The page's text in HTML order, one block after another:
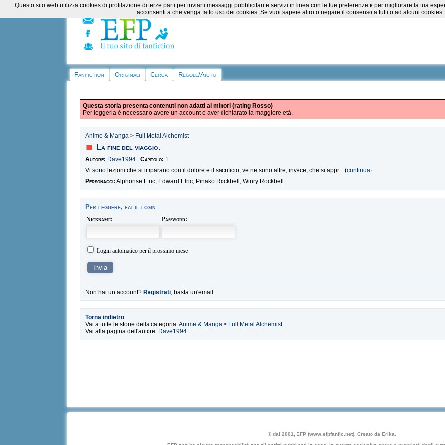
Fanfiction Originali Cerca Regole/Aiuto
Questa storia presenta contenuti non adatti ai minori (rating Rosso)
Per leggerla è necessario avere un account e aver dichiarato la maggiore età.
Anime & Manga > Full Metal Alchemist
La fine del viaggio.
Autore: Dave1994 Capitolo: 1
Vi sono lezioni che si imparano con il dolore e il sacrificio; ve ne sono altre, invece, che si appr... (continua)
Personaggi: Alphonse Elric, Edward Elric, Pinako Rockbell, Winry Rockbell
Per leggere, fai il login
Nickname: Password:
Login automatico per il prossimo mese
Non hai un account? Registrati, basta un'email.
Torna indietro
Vai a tutte le storie della categoria:Anime & Manga > Full Metal Alchemist
Vai alla pagina dell'autore: Dave1994
© dal 2001, EFP (www.efpfanfic.net). Creato da Erika.
Questo sito web utilizza cookies di profilazione di terze parti per inviarti messaggi pubblicitari e servizi in linea con le tue preferenze e per migliorare la tua
acconsenti a che venga fatto uso dei cookies. Se vuoi sapere altro o negare il consenso a tutti o ad alcuni cookies